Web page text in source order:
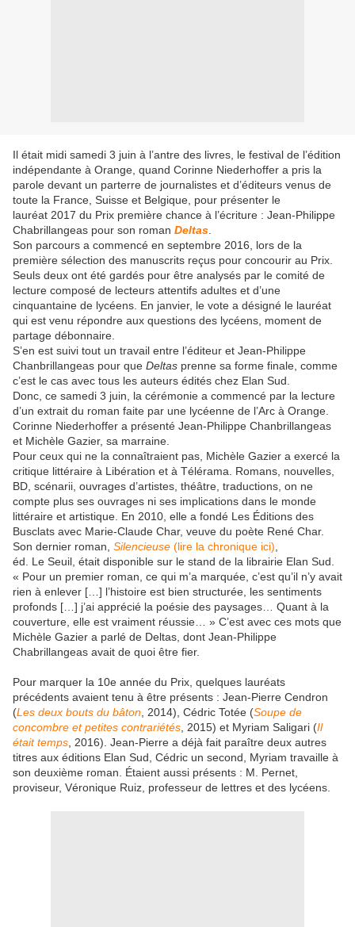
Il était midi samedi 3 juin à l’antre des livres, le festival de l’édition
indépendante à Orange, quand Corinne Niederhoffer a pris la
parole devant un parterre de journalistes et d’éditeurs venus de
toute la France, Suisse et Belgique, pour présenter le
lauréat 2017 du Prix première chance à l’écriture : Jean-Philippe
Chabrillangeas pour son roman Deltas
Son parcours a commencé en septembre 2016, lors de la
première sélection des manuscrits reçus pour concourir au Prix.
Seuls deux ont été gardés pour être analysés par le comité de
lecture composé de lecteurs attentifs adultes et d’une
cinquantaine de lycéens. En janvier, le vote a désigné le lauréat
qui est venu répondre aux questions des lycéens, moment de
partage débonnaire.
S’en est suivi tout un travail entre l’éditeur et Jean-Philippe
Chanbrillangeas pour que Deltas prenne sa forme finale, comme
c’est le cas avec tous les auteurs édités chez Elan Sud.
Donc, ce samedi 3 juin, la cérémonie a commencé par la lecture
d’un extrait du roman faite par une lycéenne de l’Arc à Orange.
Corinne Niederhoffer a présenté Jean-Philippe Chanbrillangeas
et Michèle Gazier, sa marraine.
Pour ceux qui ne la connaîtraient pas, Michèle Gazier a exercé la
critique littéraire à Libération et à Télérama. Romans, nouvelles,
BD, scénarii, ouvrages d’artistes, théâtre, traductions, on ne
compte plus ses ouvrages ni ses implications dans le monde
littéraire et artistique. En 2010, elle a fondé Les Éditions des
Busclats avec Marie-Claude Char, veuve du poète René Char.
Son dernier roman, Silencieuse (lire la chronique ici)
éd. Le Seuil, était disponible sur le stand de la librairie Elan Sud.
« Pour un premier roman, ce qui m’a marquée, c’est qu’il n’y avait
rien à enlever […] l’histoire est bien structurée, les sentiments
profonds […] j’ai apprécié la poésie des paysages… Quant à la
couverture, elle est vraiment réussie… » C’est avec ces mots que
Michèle Gazier a parlé de Deltas, dont Jean-Philippe
Chabrillangeas avait de quoi être fier.
Pour marquer la 10e année du Prix, quelques lauréats
précédents avaient tenu à être présents : Jean-Pierre Cendron
(Les deux bouts du bâton , 2014), Cédric Totée (Soupe de
concombre et petites contrariétés , 2015) et Myriam Saligari (Il
était temps , 2016). Jean-Pierre a déjà fait paraître deux autres
titres aux éditions Elan Sud, Cédric un second, Myriam travaille à
son deuxième roman. Étaient aussi présents : M. Pernet,
proviseur, Véronique Ruiz, professeur de lettres et des lycéens.